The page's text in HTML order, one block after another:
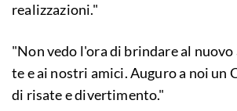
realizzazioni."
"Non vedo l'ora di brindare al nuovo
te e ai nostri amici. Auguro a noi un
di risate e divertimento."